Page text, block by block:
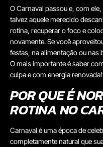
O Carnaval passou e, com
talvez aquele merecido
rotina, recuperar o foco e
novamente. Se você
festas, na alimentação ou
O mais importante é saber
culpa e com energia renovada!
POR QUE É
ROTINA NO
Carnaval é uma época de
completamente natural que